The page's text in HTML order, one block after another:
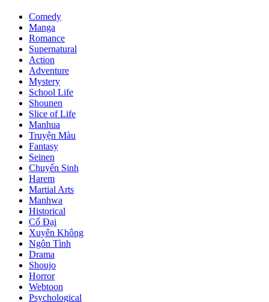
Comedy
Manga
Romance
Supernatural
Action
Adventure
Mystery
School Life
Shounen
Slice of Life
Manhua
Truyện Màu
Fantasy
Seinen
Chuyển Sinh
Harem
Martial Arts
Manhwa
Historical
Cổ Đại
Xuyên Không
Ngôn Tình
Drama
Shoujo
Horror
Webtoon
Psychological